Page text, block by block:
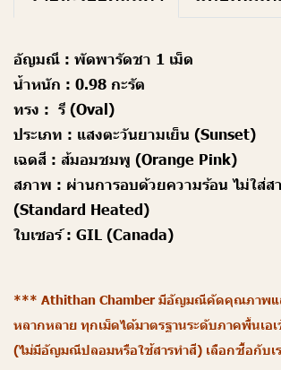
อัญมณี : พัดพารัดชา 1 เม็ด
น้ำหนัก : 0.98 กะรัต
ทรง : รี (Oval)
ประเภท : แสงตะวันยามเย็น (Sunset)
เฉดสี : ส้มอมชมพู (Orange Pink)
สภาพ : ผ่านการอบด้วยความร้อน ไม่ใส่ส
(Standard Heated)
ใบเซอร์ : GIL (Canada)
*** Athithan Chamber มีอัญมณีคัดคุณภาพแล
หลากหลาย ทุกเม็ดได้มาตรฐานระดับภาคพื้นเอ
(ไม่มีอัญมณีปลอมหรือใช้สารทำสี) เลือกซื้อกับเ